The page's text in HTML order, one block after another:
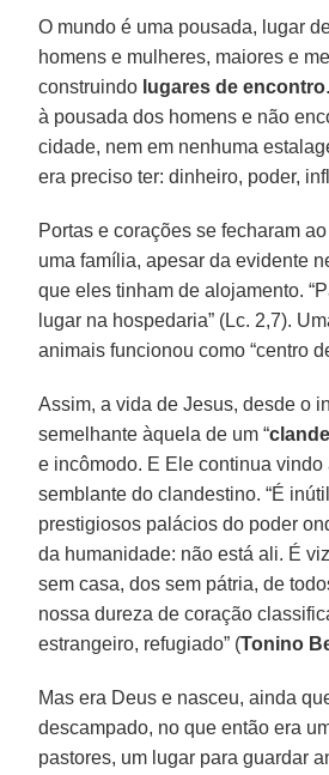
O mundo é uma pousada, lugar
homens e mulheres, maiores e
construindo lugares de encontro
à pousada dos homens e não
cidade, nem em nenhuma
era preciso ter: dinheiro, poder,
Portas e corações se fecharam
uma família, apesar da evidente
que eles tinham de alojamento.
lugar na hospedaria” (Lc. 2,7).
animais funcionou como “centro
Assim, a vida de Jesus, desde o
semelhante àquela de um “
e incômodo. E Ele continua vindo
semblante do clandestino. “É
prestigiosos palácios do poder
da humanidade: não está ali. É
sem casa, dos sem pátria, de
nossa dureza de coração
estrangeiro, refugiado” (Tonino
Mas era Deus e nasceu, ainda
descampado, no que então era
pastores, um lugar para guardar